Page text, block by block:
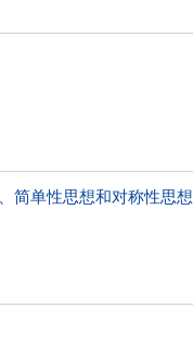
简单性思想和对称性思想